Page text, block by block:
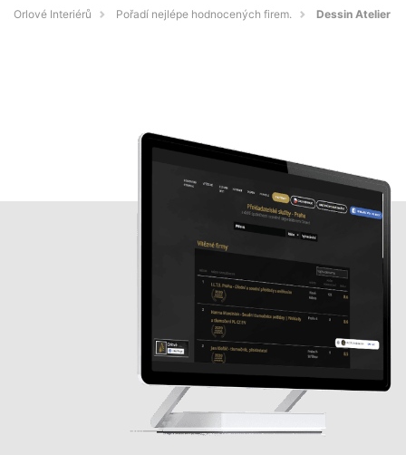
Orlové Interiérů Pořadí nejlépe hodnocených firem. Dessin Atelier